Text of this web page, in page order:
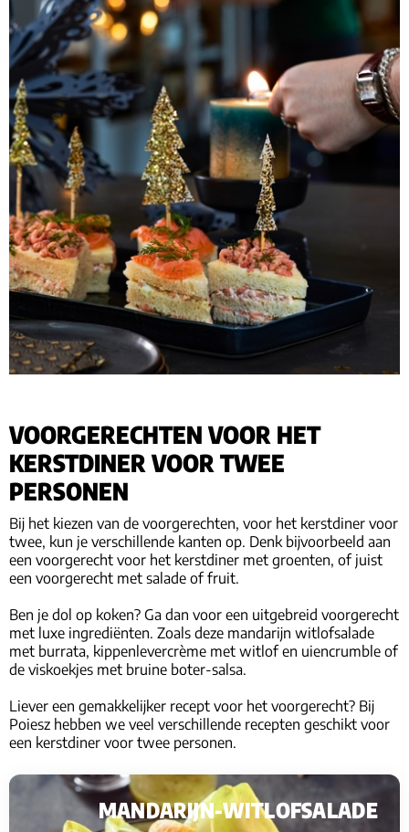
VOORGERECHTEN VOOR HET
KERSTDINER VOOR TWEE
PERSONEN
Bij het kiezen van de voorgerechten, voor het kerstdiner voor
twee, kun je verschillende kanten op. Denk bijvoorbeeld aan
een voorgerecht voor het kerstdiner met groenten, of juist
een voorgerecht met salade of fruit.
Ben je dol op koken? Ga dan voor een uitgebreid voorgerecht
met luxe ingrediënten. Zoals deze mandarijn witlofsalade
met burrata, kippenlevercrème met witlof en uiencrumble of
de viskoekjes met bruine boter-salsa.
Liever een gemakkelijker recept voor het voorgerecht? Bij
Poiesz hebben we veel verschillende recepten geschikt voor
een kerstdiner voor twee personen.
MANDARIJN-WITLOFSALADE